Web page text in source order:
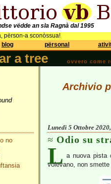
vëdde an sla Ragnà dal 1995
përson-a sconòssua!
blog përsonal
a tree ovvero come
no
Archivio
Lunedì 5 Ottobre
Odio su
L a nuova
volevano, non